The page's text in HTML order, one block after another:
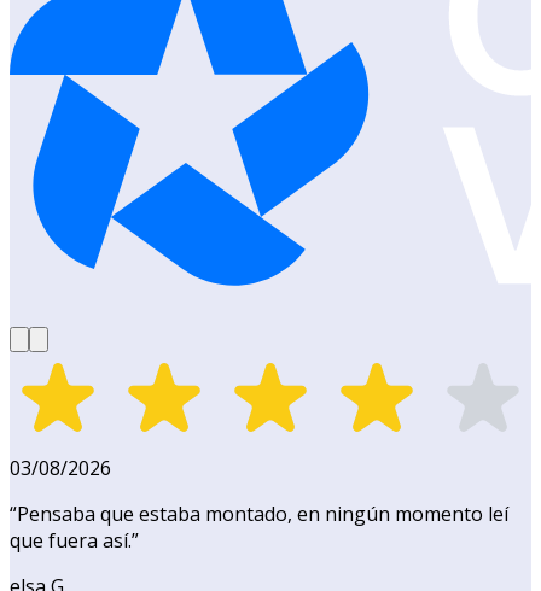
03/08/2026
“Pensaba que estaba montado, en ningún momento leí
que fuera así.”